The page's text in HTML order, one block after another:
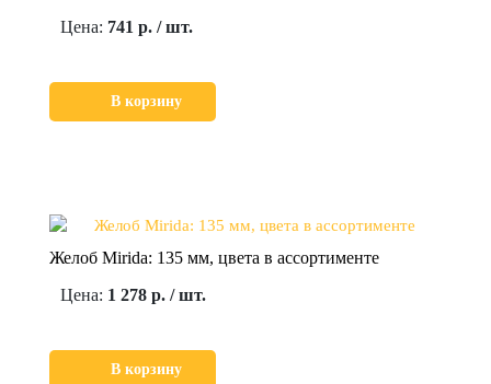
Цена: 741 р. / шт.
В корзину
Желоб Mirida: 135 мм, цвета в ассортименте
Цена: 1 278 р. / шт.
В корзину